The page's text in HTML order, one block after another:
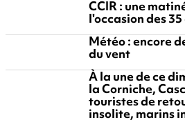
CCIR : une
l'occasion des
Météo : encore
du vent
À la une de ce
la Corniche,
touristes de
insolite, marins